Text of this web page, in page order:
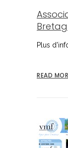
Plus
READ